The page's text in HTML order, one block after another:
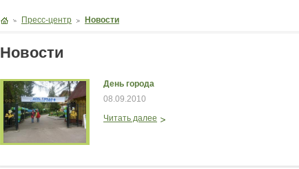
Пресс-центр Новости
Новости
День города
08.09.2010
Читать далее